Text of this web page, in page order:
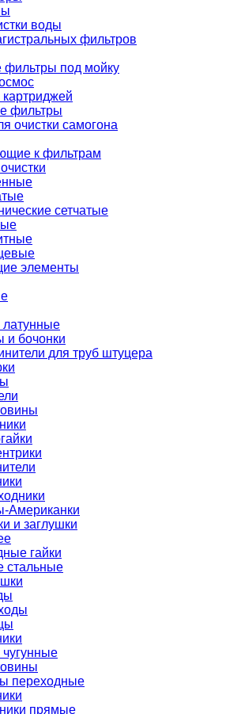
воды
фильтров
фильтры под мойку
фильтры
очистки самогона
к фильтрам
сетчатые
элементы
латунные
и бочонки
для труб штуцера
Американки
и заглушки
гайки
стальные
переходные
прямые